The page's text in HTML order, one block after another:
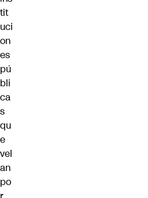
tit
uci
on
es
pú
bli
ca
s
qu
e
vel
an
po